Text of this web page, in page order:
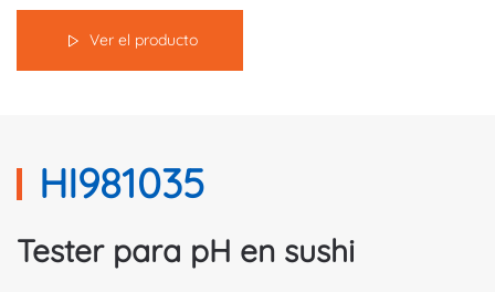
Ver el producto
HI981035
Tester para pH en sushi